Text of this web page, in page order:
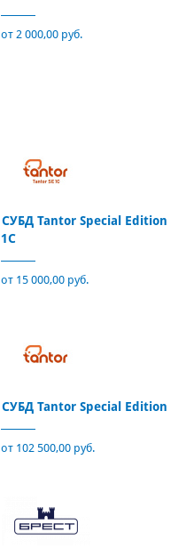
от 2 000,00 руб.
СУБД Tantor Special Edition
1C
от 15 000,00 руб.
СУБД Tantor Special Edition
от 102 500,00 руб.